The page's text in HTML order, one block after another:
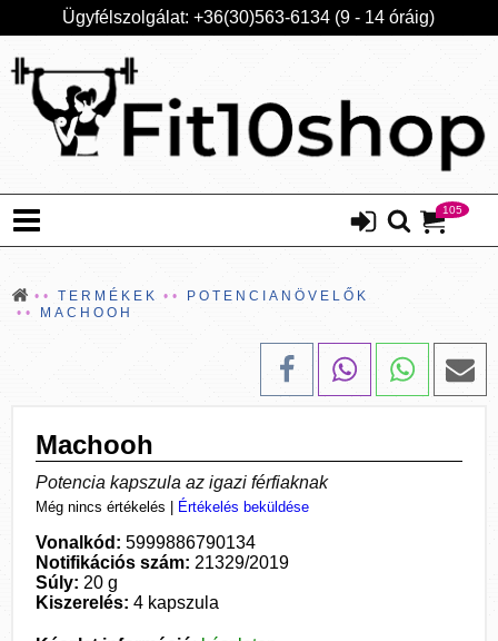
Ügyfélszolgálat: +36(30)563-6134 (9 - 14 óráig)
105
TERMÉKEK
POTENCIANÖVELŐK
MACHOOH
Machooh
Potencia kapszula az igazi férfiaknak
Még nincs értékelés Értékelés beküldése
Vonalkód: 5999886790134
Notifikációs szám: 21329/2019
Súly: 20 g
Kiszerelés: 4 kapszula